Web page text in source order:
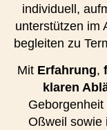
individuell,
unterstützen im
begleiten zu
Mit Erfahrung,
klaren
Geborgenheit
Oßweil sowie